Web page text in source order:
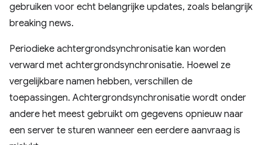
gebruiken voor echt belangrijke updates, zoals belangrijk
breaking news.
Periodieke achtergrondsynchronisatie kan worden
verward met achtergrondsynchronisatie. Hoewel ze
vergelijkbare namen hebben, verschillen de
toepassingen. Achtergrondsynchronisatie wordt onder
andere het meest gebruikt om gegevens opnieuw naar
een server te sturen wanneer een eerdere aanvraag is